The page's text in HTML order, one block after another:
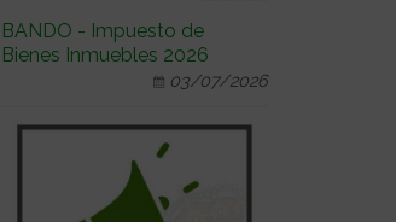
BANDO - Impuesto de
Bienes Inmuebles 2026
03/07/2026